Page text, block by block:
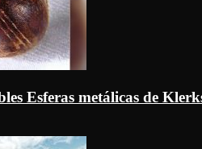
Esferas metálicas de